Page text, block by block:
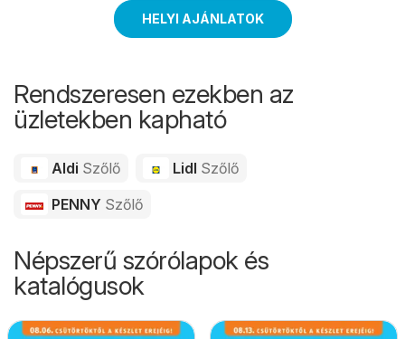
HELYI AJÁNLATOK
Rendszeresen ezekben az
üzletekben kapható
Aldi Szőlő Lidl Szőlő
PENNY Szőlő
Népszerű szórólapok és
katalógusok